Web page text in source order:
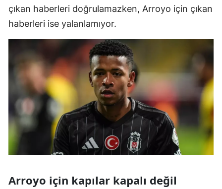
çıkan haberleri doğrulamazken, Arroyo için çıkan
haberleri ise yalanlamıyor.
Arroyo için kapılar kapalı değil